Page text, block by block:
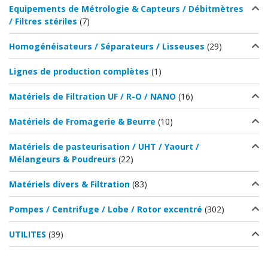
Equipements de Métrologie & Capteurs / Débitmètres
/ Filtres stériles (7)
Homogénéisateurs / Séparateurs / Lisseuses (29)
Lignes de production complètes (1)
Matériels de Filtration UF / R-O / NANO (16)
Matériels de Fromagerie & Beurre (10)
Matériels de pasteurisation / UHT / Yaourt /
Mélangeurs & Poudreurs (22)
Matériels divers & Filtration (83)
Pompes / Centrifuge / Lobe / Rotor excentré (302)
UTILITES (39)